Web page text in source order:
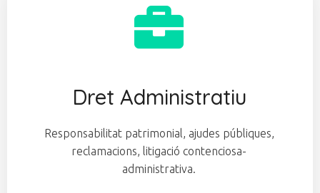
Dret Administratiu
Responsabilitat patrimonial, ajudes públiques,
reclamacions, litigació contenciosa-
administrativa.